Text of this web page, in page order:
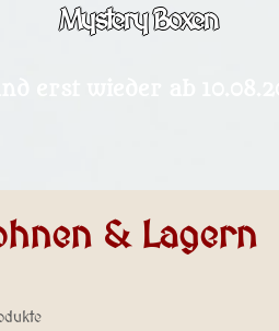
Mystery Boxen
& Lagern